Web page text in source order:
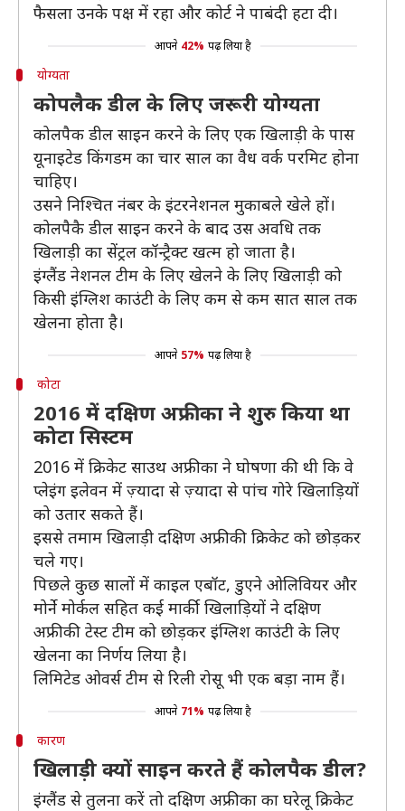
फैसला उनके पक्ष में रहा और कोर्ट ने पाबंदी हटा दी।
आपने 42% पढ़ लिया है
योग्यता
कोपलैक डील के लिए जरूरी योग्यता
कोलपैक डील साइन करने के लिए एक खिलाड़ी के पास
यूनाइटेड किंगडम का चार साल का वैध वर्क परमिट होना
चाहिए।
उसने निश्चित नंबर के इंटरनेशनल मुकाबले खेले हों।
कोलपैकै डील साइन करने के बाद उस अवधि तक
खिलाड़ी का सेंट्रल कॉन्ट्रैक्ट खत्म हो जाता है।
इंग्लैंड नेशनल टीम के लिए खेलने के लिए खिलाड़ी को
किसी इंग्लिश काउंटी के लिए कम से कम सात साल तक
खेलना होता है।
आपने 57% पढ़ लिया है
कोटा
2016 में दक्षिण अफ्रीका ने शुरु किया था
कोटा सिस्टम
2016 में क्रिकेट साउथ अफ्रीका ने घोषणा की थी कि वे
प्लेइंग इलेवन में ज़्यादा से ज़्यादा से पांच गोरे खिलाड़ियों
को उतार सकते हैं।
इससे तमाम खिलाड़ी दक्षिण अफ्रीकी क्रिकेट को छोड़कर
चले गए।
पिछले कुछ सालों में काइल एबॉट, डुएने ओलिवियर और
मोर्ने मोर्कल सहित कई मार्की खिलाड़ियों ने दक्षिण
अफ्रीकी टेस्ट टीम को छोड़कर इंग्लिश काउंटी के लिए
खेलना का निर्णय लिया है।
लिमिटेड ओवर्स टीम से रिली रोसू भी एक बड़ा नाम हैं।
आपने 71% पढ़ लिया है
कारण
खिलाड़ी क्यों साइन करते हैं कोलपैक डील?
इंग्लैंड से तुलना करें तो दक्षिण अफ्रीका का घरेलू क्रिकेट